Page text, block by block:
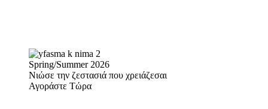
Spring/Summer 2026
Νιώσε την ζεστασιά που χρειάζεσαι
Αγοράστε Τώρα